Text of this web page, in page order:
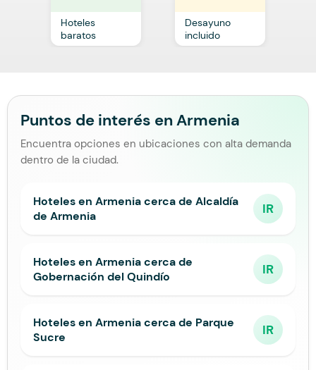
Hoteles
baratos
Desayuno
incluido
Puntos de interés en Armenia
Encuentra opciones en ubicaciones con alta demanda
dentro de la ciudad.
Hoteles en Armenia cerca de Alcaldía
de Armenia
IR
Hoteles en Armenia cerca de
Gobernación del Quindío
IR
Hoteles en Armenia cerca de Parque
Sucre
IR